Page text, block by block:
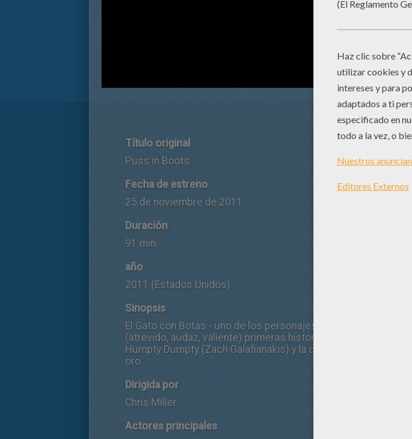
Título original
Puss in Boots
Fecha de estreno
25 de noviembre de 2011
Duración
91 min
año
2011 (Estados Unidos)
Sinopsis
El Gato con Botas - uno de los personajes más queridos del
(atrevido, audaz, valiente) primeras historias de aventura del
Humpty Dumpty (Zach Galafianakis) y la callejera Kitty
oro.
Dirigida por
Chris Miller
Actores principales